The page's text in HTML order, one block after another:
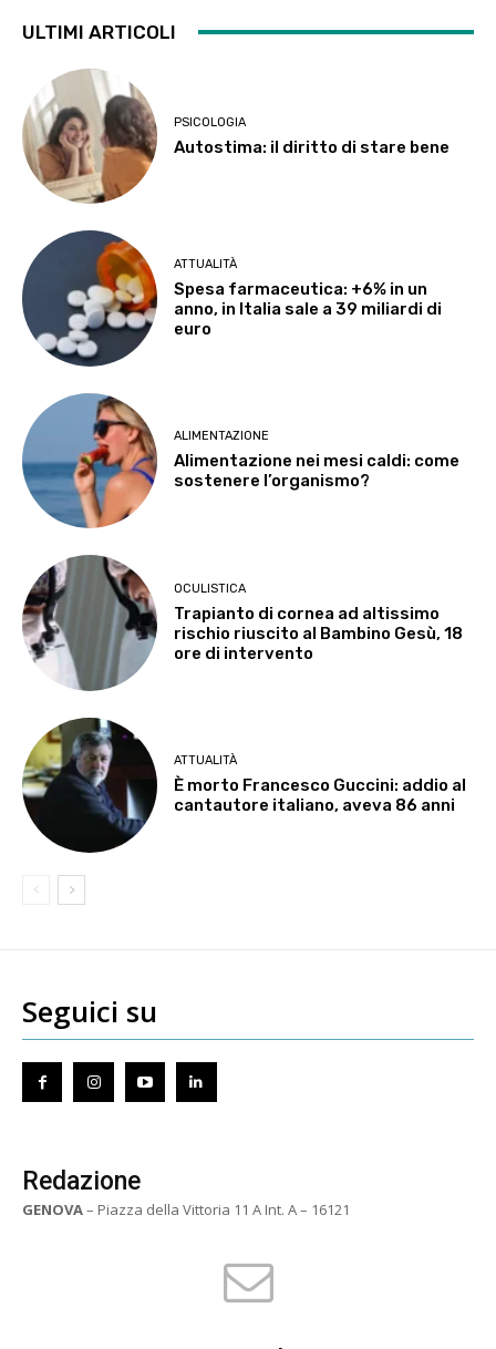
ULTIMI ARTICOLI
PSICOLOGIA
Autostima: il diritto di stare bene
ATTUALITÀ
Spesa farmaceutica: +6% in un
anno, in Italia sale a 39 miliardi di
euro
ALIMENTAZIONE
Alimentazione nei mesi caldi: come
sostenere l’organismo?
OCULISTICA
Trapianto di cornea ad altissimo
rischio riuscito al Bambino Gesù, 18
ore di intervento
ATTUALITÀ
È morto Francesco Guccini: addio al
cantautore italiano, aveva 86 anni
Seguici su
Redazione
GENOVA– Piazza della Vittoria 11 A Int. A – 16121